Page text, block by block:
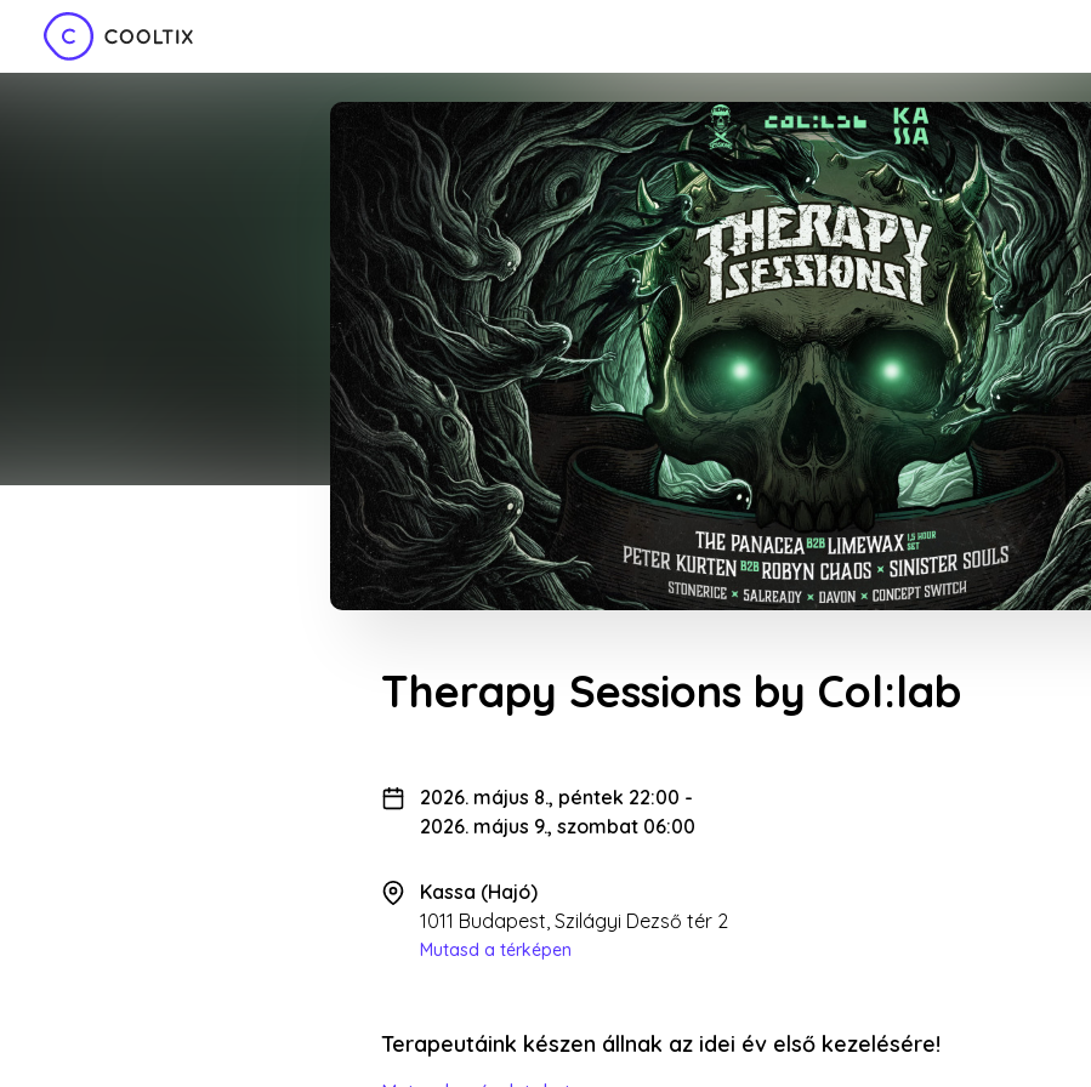
Therapy Sessions by Col:lab
2026. május 8., péntek 22:00 -
2026. május 9., szombat 06:00
Kassa (Hajó)
1011 Budapest, Szilágyi Dezső tér 2
Mutasd a térképen
Terapeutáink készen állnak az idei év első kezelésére!